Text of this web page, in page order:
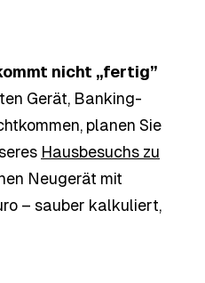
nicht „fertig”
Gerät, Banking-
planen Sie
Hausbesuchs zu
Neugerät mit
– sauber kalkuliert,